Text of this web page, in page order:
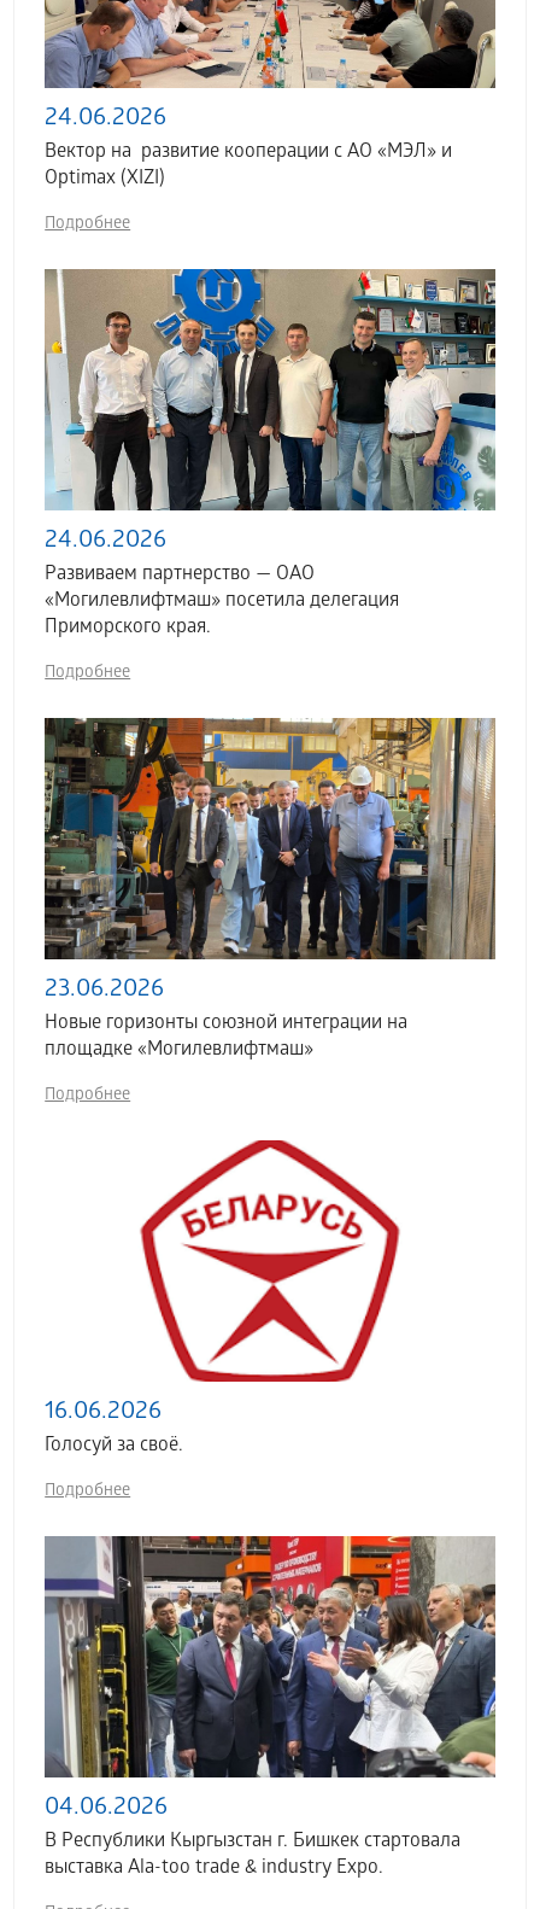
24.06.2026
Вектор на развитие кооперации с АО «МЭЛ» и
Optimax (XIZI)
Подробнее
24.06.2026
Развиваем партнерство — ОАО
«Могилевлифтмаш» посетила делегация
Приморского края.
Подробнее
23.06.2026
Новые горизонты союзной интеграции на
площадке «Могилевлифтмаш»
Подробнее
16.06.2026
Голосуй за своё.
Подробнее
04.06.2026
В Республики Кыргызстан г. Бишкек стартовала
выставка Аla-too trade & industry Expo.